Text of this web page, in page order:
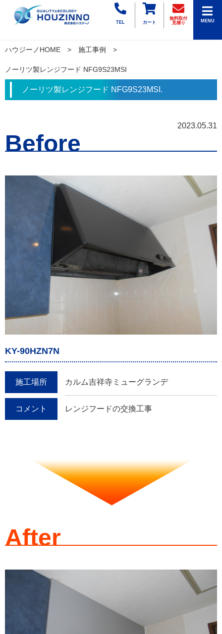
TEL カート
無料取付
見積り
MENU
ハウジーノHOME 施工事例
ノーリツ製レンジフード NFG9S23MSI
ノーリツ製レンジフード NFG9S23MSI.
2023.05.31
Before
KY-90HZN7N
施工場所 カルム吉祥寺ミューグランデ
コメント レンジフードの交換工事
After